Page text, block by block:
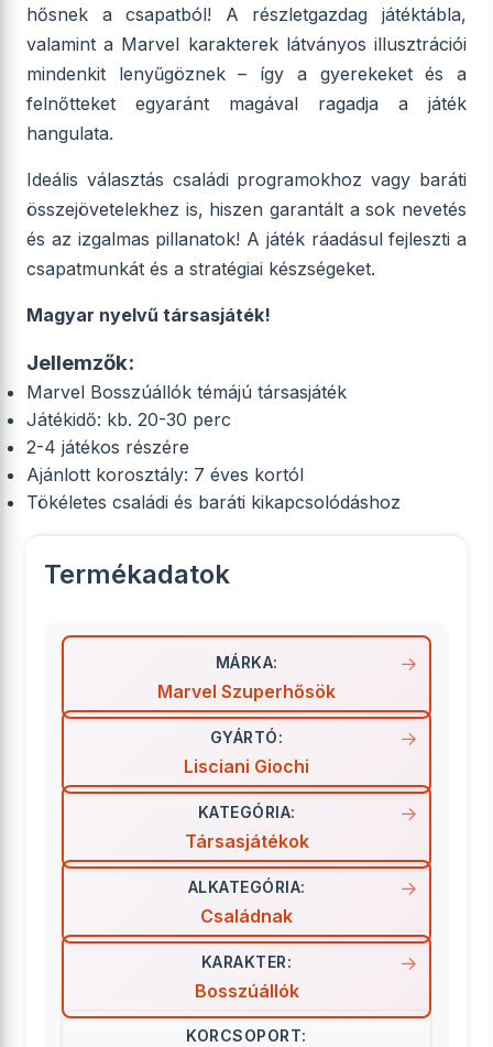
hősnek a csapatból! A részletgazdag játéktábla,
valamint a Marvel karakterek látványos illusztrációi
mindenkit lenyűgöznek – így a gyerekeket és a
felnőtteket egyaránt magával ragadja a játék
hangulata.
Ideális választás családi programokhoz vagy baráti
összejövetelekhez is, hiszen garantált a sok nevetés
és az izgalmas pillanatok! A játék ráadásul fejleszti a
csapatmunkát és a stratégiai készségeket.
Magyar nyelvű társasjáték!
Jellemzők:
Marvel Bosszúállók témájú társasjáték
Játékidő: kb. 20-30 perc
2-4 játékos részére
Ajánlott korosztály: 7 éves kortól
Tökéletes családi és baráti kikapcsolódáshoz
Termékadatok
MÁRKA:
Marvel Szuperhősök
GYÁRTÓ:
Lisciani Giochi
KATEGÓRIA:
Társasjátékok
ALKATEGÓRIA:
Családnak
KARAKTER:
Bosszúállók
KORCSOPORT: